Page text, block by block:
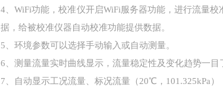
4、WiFi功能，校准仪开启WiFi服务器功能，进行流量
据，给被校准仪器自动校准功能提供数据。
5、环境参数可以选择手动输入或自动测量。
6、测量流量实时曲线显示，流量稳定性及变化趋势一目
7、自动显示工况流量、标况流量（20℃，101.325kPa）